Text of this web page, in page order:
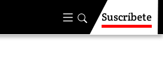
Suscríbete